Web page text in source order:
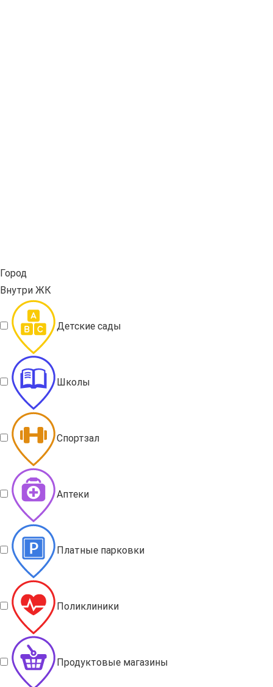
Город
Внутри ЖК
Детские сады
Школы
Спортзал
Аптеки
Платные парковки
Поликлиники
Продуктовые магазины